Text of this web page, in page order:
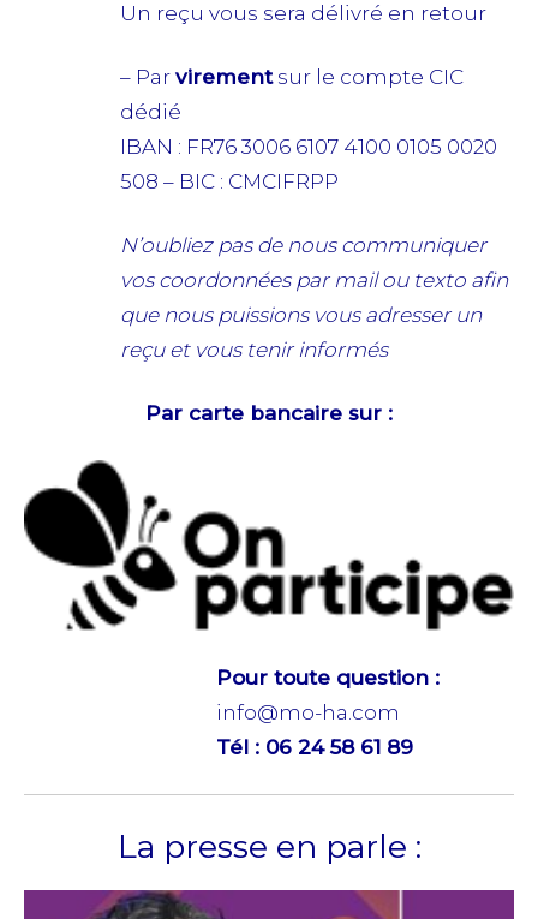
Un reçu vous sera délivré en retour
– Par virementsur le compte CIC
dédié
IBAN : FR76 3006 6107 4100 0105 0020
508 – BIC : CMCIFRPP
N’oubliez pas de nous communiquer
vos coordonnées par mail ou texto afin
que nous puissions vous adresser un
reçu et vous tenir informés
Par carte bancaire sur :
Pour toute question :
info@mo-ha.com
Tél : 06 24 58 61 89
La presse en parle :